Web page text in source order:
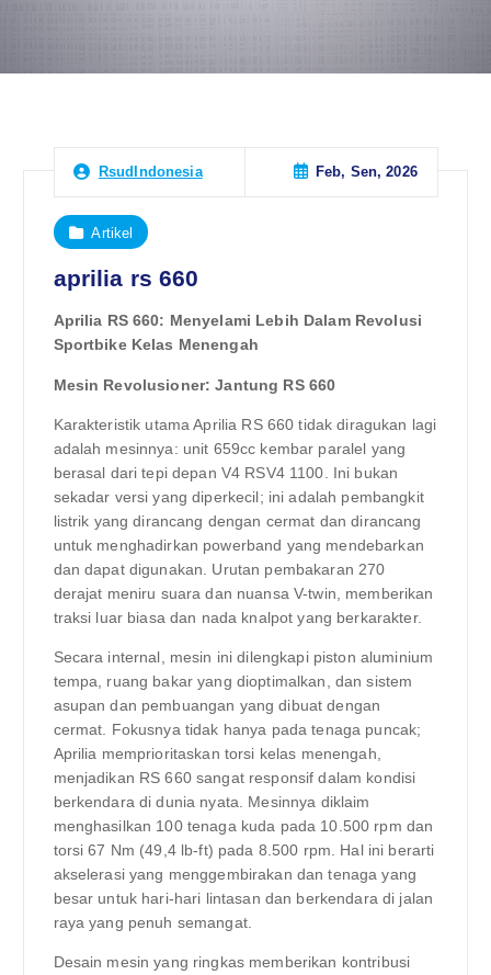
RsudIndonesia Feb, Sen, 2026
Artikel
aprilia rs 660
Aprilia RS 660: Menyelami Lebih Dalam Revolusi
Sportbike Kelas Menengah
Mesin Revolusioner: Jantung RS 660
Karakteristik utama Aprilia RS 660 tidak diragukan lagi
adalah mesinnya: unit 659cc kembar paralel yang
berasal dari tepi depan V4 RSV4 1100. Ini bukan
sekadar versi yang diperkecil; ini adalah pembangkit
listrik yang dirancang dengan cermat dan dirancang
untuk menghadirkan powerband yang mendebarkan
dan dapat digunakan. Urutan pembakaran 270
derajat meniru suara dan nuansa V-twin, memberikan
traksi luar biasa dan nada knalpot yang berkarakter.
Secara internal, mesin ini dilengkapi piston aluminium
tempa, ruang bakar yang dioptimalkan, dan sistem
asupan dan pembuangan yang dibuat dengan
cermat. Fokusnya tidak hanya pada tenaga puncak;
Aprilia memprioritaskan torsi kelas menengah,
menjadikan RS 660 sangat responsif dalam kondisi
berkendara di dunia nyata. Mesinnya diklaim
menghasilkan 100 tenaga kuda pada 10.500 rpm dan
torsi 67 Nm (49,4 lb-ft) pada 8.500 rpm. Hal ini berarti
akselerasi yang menggembirakan dan tenaga yang
besar untuk hari-hari lintasan dan berkendara di jalan
raya yang penuh semangat.
Desain mesin yang ringkas memberikan kontribusi